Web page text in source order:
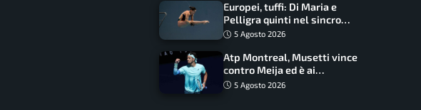
Europei, tuffi: Di Maria e
Pelligra quinti nel sincro
misto. Oro all’Ucraina
5 Agosto 2026
Atp Montreal, Musetti vince
contro Meija ed è ai
sedicesimi
5 Agosto 2026